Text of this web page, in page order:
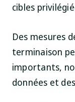
cibles
Des mesures
terminaison
importants,
données et